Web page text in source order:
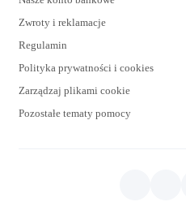
Zwroty i reklamacje
Regulamin
Polityka prywatności i cookies
Zarządzaj plikami cookie
Pozostałe tematy pomocy